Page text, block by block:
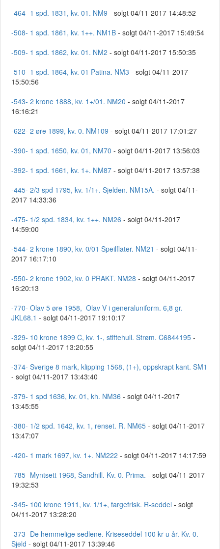
-464- 1 spd. 1831, kv. 01. NM9 - solgt 04/11-2017 14:48:52
-508- 1 spd. 1861, kv. 1++. NM1B - solgt 04/11-2017 15:49:54
-509- 1 spd. 1862, kv. 01. NM2 - solgt 04/11-2017 15:50:35
-510- 1 spd. 1864, kv. 01 Patina. NM3 - solgt 04/11-2017
15:50:56
-543- 2 krone 1888, kv. 1+/01. NM20 - solgt 04/11-2017
16:16:21
-622- 2 øre 1899, kv. 0. NM109 - solgt 04/11-2017 17:01:27
-390- 1 spd. 1650, kv. 01, NM70 - solgt 04/11-2017 13:56:03
-392- 1 spd. 1661, kv. 1+. NM87 - solgt 04/11-2017 13:57:38
-445- 2/3 spd 1795, kv. 1/1+. Sjelden. NM15A. - solgt 04/11-
2017 14:33:36
-475- 1/2 spd. 1834, kv. 1++. NM26 - solgt 04/11-2017
14:59:00
-544- 2 krone 1890, kv. 0/01 Speilflater. NM21 - solgt 04/11-
2017 16:17:10
-550- 2 krone 1902, kv. 0 PRAKT. NM28 - solgt 04/11-2017
16:20:13
-770- Olav 5 øre 1958, Olav V i generaluniform. 6,8 gr.
JKL68.1 - solgt 04/11-2017 19:10:17
-329- 10 krone 1899 C, kv. 1-, stiftehull. Strøm. C6844195 -
solgt 04/11-2017 13:20:55
-374- Sverige 8 mark, klipping 1568, (1+), oppskrapt kant. SM1
- solgt 04/11-2017 13:43:40
-379- 1 spd 1636, kv. 01, kh. NM36 - solgt 04/11-2017
13:45:55
-380- 1/2 spd. 1642, kv. 1, renset. R. NM65 - solgt 04/11-2017
13:47:07
-420- 1 mark 1697, kv. 1+. NM222 - solgt 04/11-2017 14:17:59
-785- Myntsett 1968, Sandhill. Kv. 0. Prima. - solgt 04/11-2017
19:32:53
-345- 100 krone 1911, kv. 1/1+, fargefrisk. R-seddel - solgt
04/11-2017 13:28:20
-373- De hemmelige sedlene. Kriseseddel 100 kr u år. Kv. 0.
Sjeld - solgt 04/11-2017 13:39:46